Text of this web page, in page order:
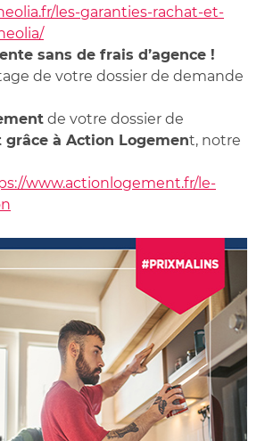
les-garanties-rachat-et-
sans de frais d’agence !
de votre dossier de demande
de votre dossier de
à Action Logement, notre
www.actionlogement.fr/le-